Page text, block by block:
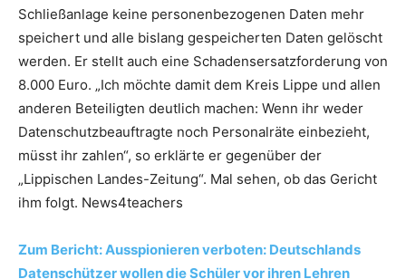
Schließanlage keine personenbezogenen Daten mehr
speichert und alle bislang gespeicherten Daten gelöscht
werden. Er stellt auch eine Schadensersatzforderung von
8.000 Euro. „Ich möchte damit dem Kreis Lippe und allen
anderen Beteiligten deutlich machen: Wenn ihr weder
Datenschutzbeauftragte noch Personalräte einbezieht,
müsst ihr zahlen“, so erklärte er gegenüber der
„Lippischen Landes-Zeitung“. Mal sehen, ob das Gericht
ihm folgt. News4teachers
Zum Bericht: Ausspionieren verboten: Deutschlands
Datenschützer wollen die Schüler vor ihren Lehren